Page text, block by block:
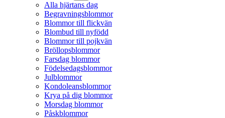
Alla hjärtans dag
Begravningsblommor
Blommor till flickvän
Blombud till nyfödd
Blommor till pojkvän
Bröllopsblommor
Farsdag blommor
Födelsedagsblommor
Julblommor
Kondoleansblommor
Krya på dig blommor
Morsdag blommor
Påskblommor